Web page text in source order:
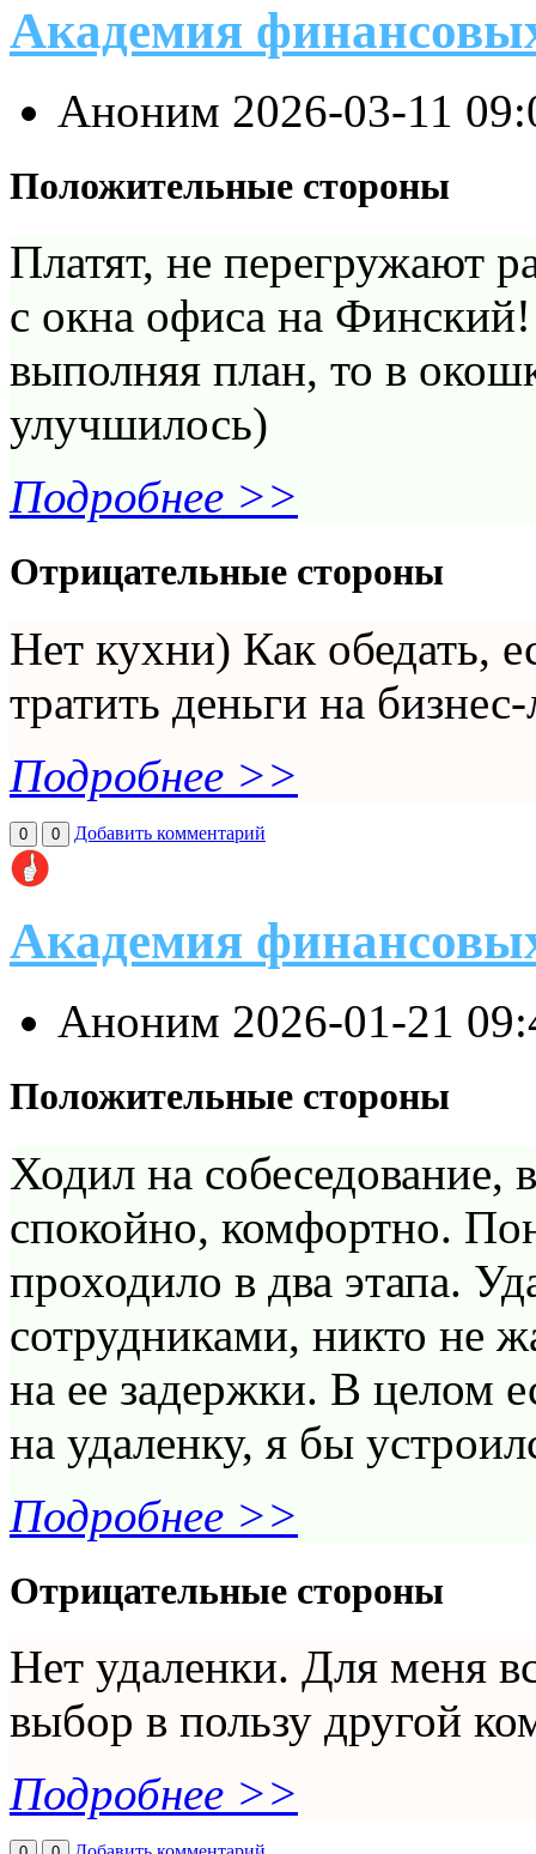
Академия
Аноним 2026-03-11
Положительные стороны
Платят, не перегружают
с окна офиса на
выполняя план, то в
улучшилось)
Подробнее >>
Отрицательные стороны
Нет кухни) Как обедать,
тратить деньги на
Подробнее >>
0 0 Добавить комментарий
Академия
Аноним 2026-01-21
Положительные стороны
Ходил на
спокойно, комфортно.
проходило в два этапа.
сотрудниками, никто не
на ее задержки. В целом
на удаленку, я бы
Подробнее >>
Отрицательные стороны
Нет удаленки. Для меня
выбор в пользу другой
Подробнее >>